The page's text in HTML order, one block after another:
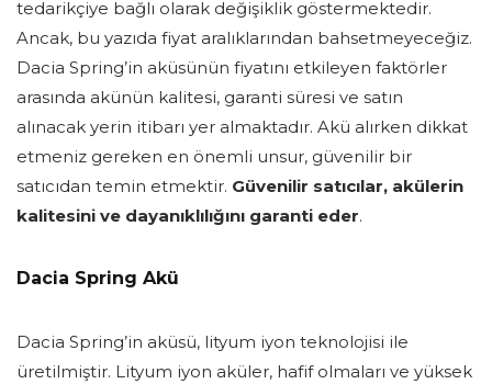
tedarikçiye bağlı olarak değişiklik göstermektedir.
Ancak, bu yazıda fiyat aralıklarından bahsetmeyeceğiz.
Dacia Spring’in aküsünün fiyatını etkileyen faktörler
arasında akünün kalitesi, garanti süresi ve satın
alınacak yerin itibarı yer almaktadır. Akü alırken dikkat
etmeniz gereken en önemli unsur, güvenilir bir
satıcıdan temin etmektir. Güvenilir satıcılar, akülerin
kalitesini ve dayanıklılığını garanti eder.
Dacia Spring Akü
Dacia Spring’in aküsü, lityum iyon teknolojisi ile
üretilmiştir. Lityum iyon aküler, hafif olmaları ve yüksek